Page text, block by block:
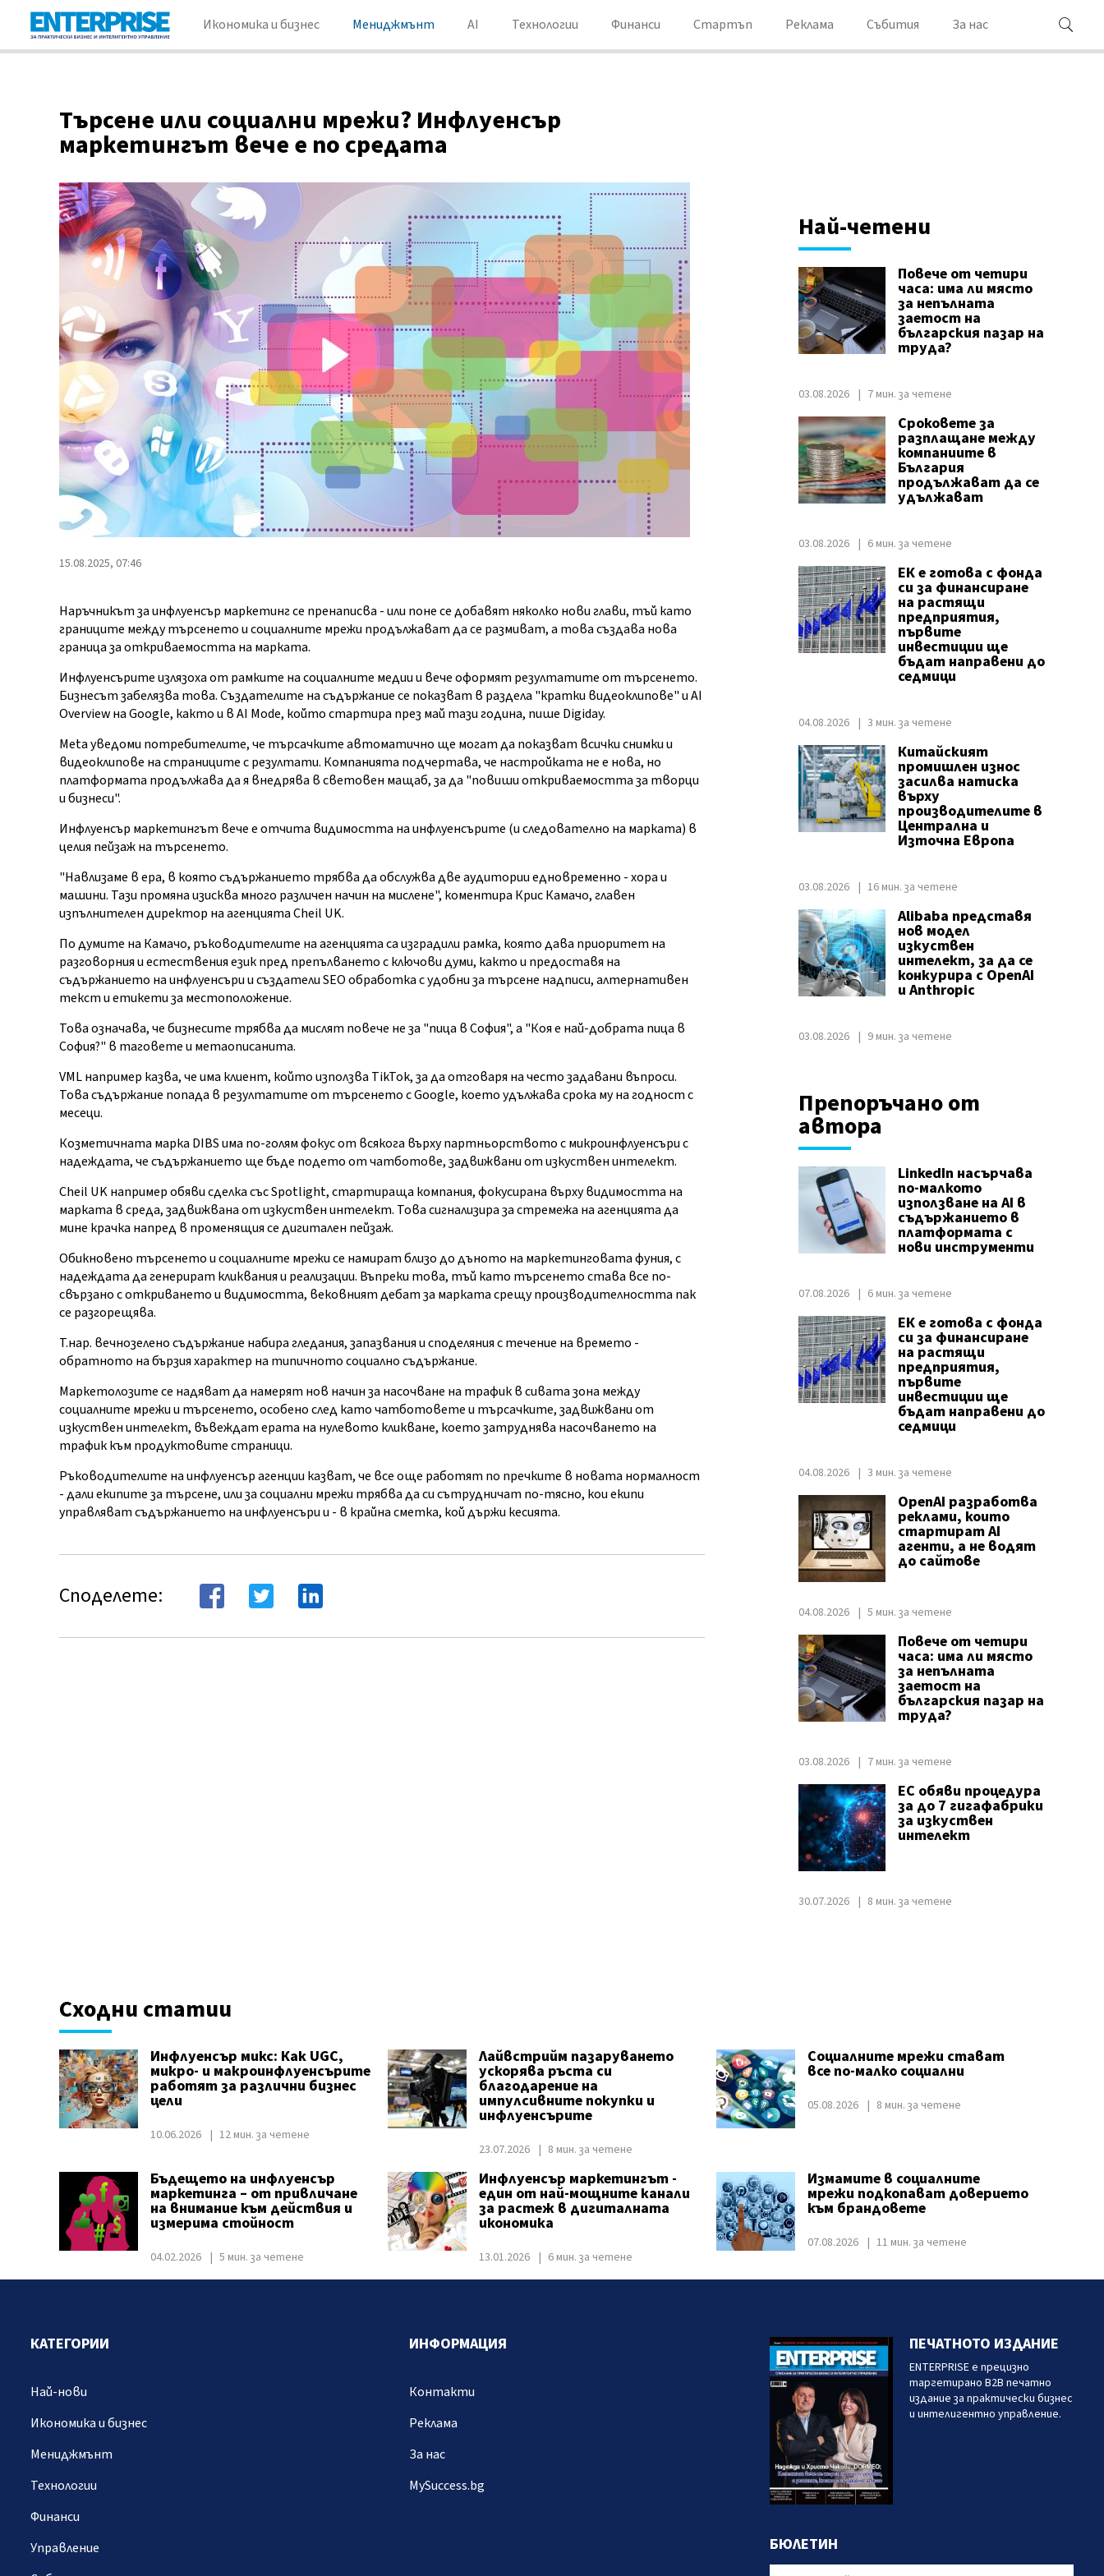
Икономика и бизнес Мениджмънт AI Технологии Финанси Стартъп Реклама Събития За нас
Търсене или социални мрежи? Инфлуенсър
маркетингът вече е по средата
15.08.2025, 07:46
Наръчникът за инфлуенсър маркетинг се пренаписва - или поне се добавят няколко нови глави, тъй като
границите между търсенето и социалните мрежи продължават да се размиват, а това създава нова
граница за откриваемостта на марката.
Инфлуенсърите излязоха от рамките на социалните медии и вече оформят резултатите от търсенето.
Бизнесът забелязва това. Създателите на съдържание се показват в раздела "кратки видеоклипове" и AI
Overview на Google, както и в AI Mode, който стартира през май тази година, пише Digiday.
Meta уведоми потребителите, че търсачките автоматично ще могат да показват всички снимки и
видеоклипове на страниците с резултати. Компанията подчертава, че настройката не е нова, но
платформата продължава да я внедрява в световен мащаб, за да "повиши откриваемостта за творци
и бизнеси".
Инфлуенсър маркетингът вече е отчита видимостта на инфлуенсърите (и следователно на марката) в
целия пейзаж на търсенето.
"Навлизаме в ера, в която съдържанието трябва да обслужва две аудитории едновременно - хора и
машини. Тази промяна изисква много различен начин на мислене", коментира Крис Камачо, главен
изпълнителен директор на агенцията Cheil UK.
По думите на Камачо, ръководителите на агенцията са изградили рамка, която дава приоритет на
разговорния и естествения език пред препълването с ключови думи, както и предоставя на
съдържанието на инфлуенсъри и създатели SEO обработка с удобни за търсене надписи, алтернативен
текст и етикети за местоположение.
Това означава, че бизнесите трябва да мислят повече не за "пица в София", а "Коя е най-добрата пица в
София?" в таговете и метаописанита.
VML например казва, че има клиент, който използва TikTok, за да отговаря на често задавани въпроси.
Това съдържание попада в резултатите от търсенето с Google, което удължава срока му на годност с
месеци.
Козметичната марка DIBS има по-голям фокус от всякога върху партньорството с микроинфлуенсъри с
надеждата, че съдържанието ще бъде подето от чатботове, задвижвани от изкуствен интелект.
Cheil UK например обяви сделка със Spotlight, стартираща компания, фокусирана върху видимостта на
марката в среда, задвижвана от изкуствен интелект. Това сигнализира за стремежа на агенцията да
мине крачка напред в променящия се дигитален пейзаж.
Обикновено търсенето и социалните мрежи се намират близо до дъното на маркетинговата фуния, с
надеждата да генерират кликвания и реализации. Въпреки това, тъй като търсенето става все по-
свързано с откриването и видимостта, вековният дебат за марката срещу производителността пак
се разгорещява.
Т.нар. вечнозелено съдържание набира гледания, запазвания и споделяния с течение на времето -
обратното на бързия характер на типичното социално съдържание.
Маркетолозите се надяват да намерят нов начин за насочване на трафик в сивата зона между
социалните мрежи и търсенето, особено след като чатботовете и търсачките, задвижвани от
изкуствен интелект, въвеждат ерата на нулевото кликване, което затруднява насочването на
трафик към продуктовите страници.
Ръководителите на инфлуенсър агенции казват, че все още работят по пречките в новата нормалност
- дали екипите за търсене, или за социални мрежи трябва да си сътрудничат по-тясно, кои екипи
управляват съдържанието на инфлуенсъри и - в крайна сметка, кой държи кесията.
Споделете:
Най-четени
Повече от четири
часа: има ли място
за непълната
заетост на
българския пазар на
труда?
03.08.2026 7 мин. за четене
Сроковете за
разплащане между
компаниите в
България
продължават да се
удължават
03.08.2026 6 мин. за четене
ЕК е готова с фонда
си за финансиране
на растящи
предприятия,
първите
инвестиции ще
бъдат направени до
седмици
04.08.2026 3 мин. за четене
Китайският
промишлен износ
засилва натиска
върху
производителите в
Централна и
Източна Европа
03.08.2026 16 мин. за четене
Alibaba представя
нов модел
изкуствен
интелект, за да се
конкурира с OpenAI
и Anthropic
03.08.2026 9 мин. за четене
Препоръчано от
автора
LinkedIn насърчава
по-малкото
използване на AI в
съдържанието в
платформата с
нови инструменти
07.08.2026 6 мин. за четене
ЕК е готова с фонда
си за финансиране
на растящи
предприятия,
първите
инвестиции ще
бъдат направени до
седмици
04.08.2026 3 мин. за четене
OpenAI разработва
реклами, които
стартират AI
агенти, а не водят
до сайтове
04.08.2026 5 мин. за четене
Повече от четири
часа: има ли място
за непълната
заетост на
българския пазар на
труда?
03.08.2026 7 мин. за четене
ЕС обяви процедура
за до 7 гигафабрики
за изкуствен
интелект
30.07.2026 8 мин. за четене
Сходни статии
Инфлуенсър микс: Как UGC,
микро- и макроинфлуенсърите
работят за различни бизнес
цели
10.06.2026 12 мин. за четене
Лайвстрийм пазаруването
ускорява ръста си
благодарение на
импулсивните покупки и
инфлуенсърите
23.07.2026 8 мин. за четене
Социалните мрежи стават
все по-малко социални
05.08.2026 8 мин. за четене
Бъдещето на инфлуенсър
маркетинга – от привличане
на внимание към действия и
измерима стойност
04.02.2026 5 мин. за четене
Инфлуенсър маркетингът -
един от най-мощните канали
за растеж в дигиталната
икономика
13.01.2026 6 мин. за четене
Измамите в социалните
мрежи подкопават доверието
към брандовете
07.08.2026 11 мин. за четене
КАТЕГОРИИ
Най-нови
Икономика и бизнес
Мениджмънт
Технологии
Финанси
Управление
ИНФОРМАЦИЯ
Контакти
Реклама
За нас
MySuccess.bg
ПЕЧАТНОТО ИЗДАНИЕ
ENTERPRISE е прецизно
таргетирано B2B печатно
издание за практически бизнес
и интелигентно управление.
БЮЛЕТИН